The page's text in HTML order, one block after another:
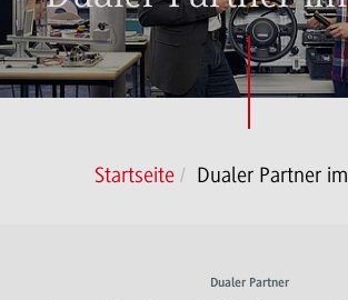
Startseite Dualer Partner
Dualer Partner